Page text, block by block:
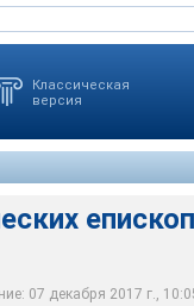
Классическая
версия
07 декабря 2017 г.,
верующими в
-
духовенства
по отношению к